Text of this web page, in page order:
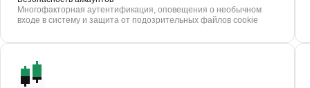
Многофакторная аутентификация, оповещения о необычном
входе в систему и защита от подозрительных файлов cookie